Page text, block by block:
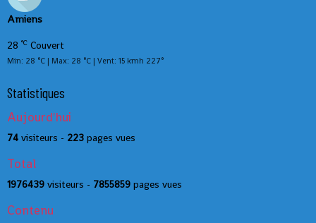
Amiens
28 °C Couvert
Min: 28 °C | Max: 28 °C | Vent: 15 kmh 227°
Statistiques
Aujourd'hui
74 visiteurs - 223 pages vues
Total
1976439 visiteurs - 7855859 pages vues
Contenu